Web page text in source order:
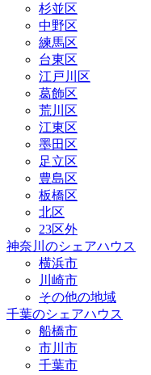
杉並区
中野区
練馬区
台東区
江戸川区
葛飾区
荒川区
江東区
墨田区
足立区
豊島区
板橋区
北区
23区外
神奈川のシェアハウス
横浜市
川崎市
その他の地域
千葉のシェアハウス
船橋市
市川市
千葉市